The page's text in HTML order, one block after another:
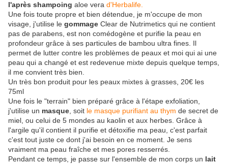
l'après shampoing aloe vera d'Herbalife.
Une fois toute propre et bien détendue, je m'occupe de mon
visage, j'utilise le gommage Clear de Nutrimetics qui ne contient
pas de parabens, est non comédogène et purifie la peau en
profondeur grâce à ses particules de bambou ultra fines. Il
permet de lutter contre les problèmes de peaux et moi qui ai une
peau qui a changé et est redevenue mixte depuis quelque temps,
il me convient très bien.
Un très bon produit pour les peaux mixtes à grasses, 20€ les
75ml
Une fois le "terrain" bien préparé grâce à l'étape exfoliation,
j'utilise un masque , soit le masque purifiant au thym de secret de
miel, ou celui de 5 mondes au kaolin et aux herbes. Grâce à
l'argile qu'il contient il purifie et détoxifie ma peau, c'est parfait
c'est tout juste ce dont j'ai besoin en ce moment. Je sens
vraiment ma peau fraîche et mes pores resserrés.
Pendant ce temps, je passe sur l'ensemble de mon corps un lait